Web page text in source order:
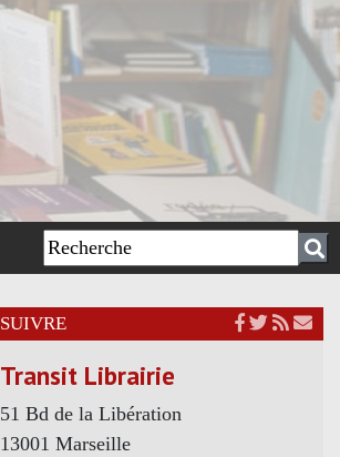
SUIVRE
Transit Librairie
51 Bd de la Libération
13001 Marseille